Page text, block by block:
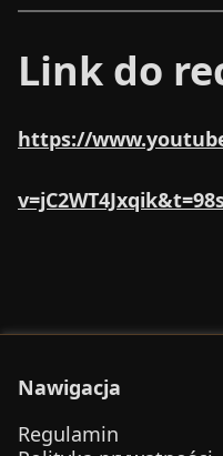
Link do
https://
Nawigacja
Regulamin